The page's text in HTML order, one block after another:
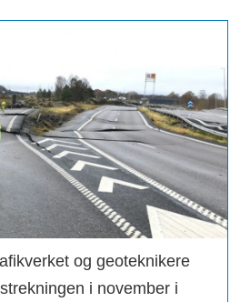
og geoteknikere
i november i